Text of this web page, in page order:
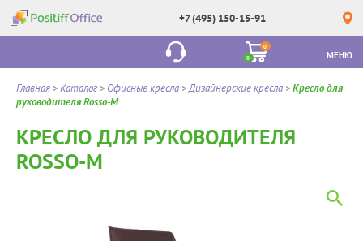
+7 (495) 150-15-91
0
0
МЕНЮ
Главная >Каталог > Офисные кресла >Дизайнерские кресла >Кресло для
руководителя Rosso-M
КРЕСЛО ДЛЯ РУКОВОДИТЕЛЯ
ROSSO-M